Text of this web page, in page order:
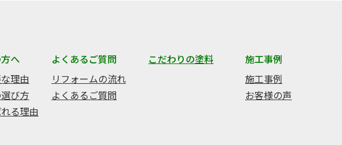
へ
理由
び方
る理由
よくあるご質問
リフォームの流れ
よくあるご質問
こだわりの塗料
施工事例
施工事例
お客様の声